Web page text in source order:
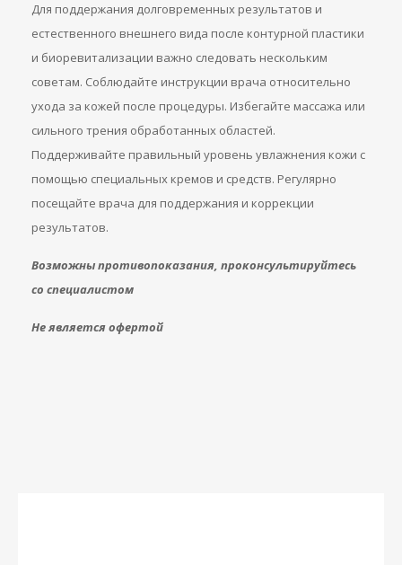
Для поддержания долговременных результатов и
естественного внешнего вида после контурной пластики
и биоревитализации важно следовать нескольким
советам. Соблюдайте инструкции врача относительно
ухода за кожей после процедуры. Избегайте массажа или
сильного трения обработанных областей.
Поддерживайте правильный уровень увлажнения кожи с
помощью специальных кремов и средств. Регулярно
посещайте врача для поддержания и коррекции
результатов.
Возможны противопоказания, проконсультируйтесь
со специалистом
Не является офертой